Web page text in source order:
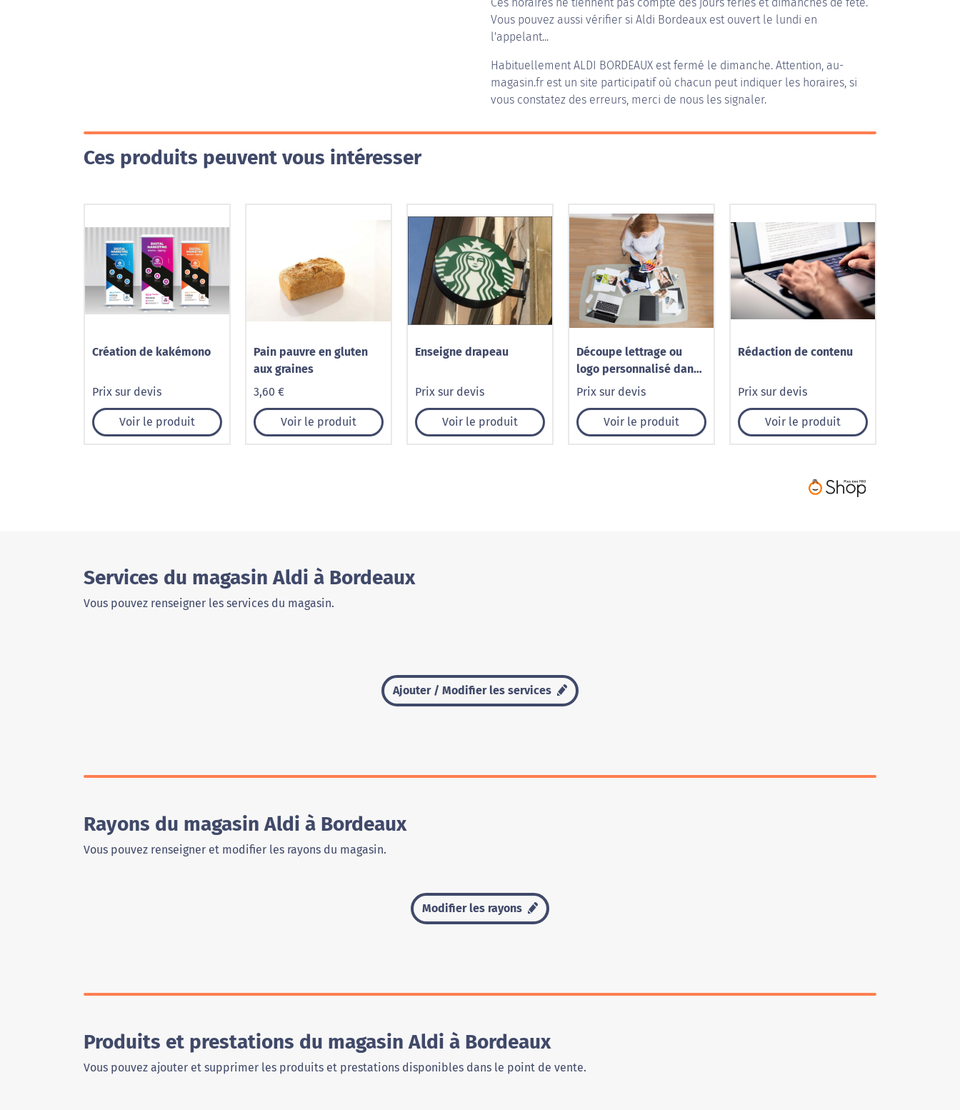
Vous pouvez aussi vérifier si Aldi Bordeaux est ouvert le lundi en
l'appelant...
HabituellementALDI BORDEAUX est fermé le dimanche. Attention, au-
magasin.fr est un site participatif où chacun peut indiquer les horaires, si
vous constatez des erreurs, merci de nous les signaler.
Ces produits peuvent vous intéresser
Création de kakémono
Prix sur devis
Voir le produit
Pain pauvre en gluten
aux graines
3,60 €
Voir le produit
Enseigne drapeau
Prix sur devis
Voir le produit
Découpe lettrage ou
logo personnalisé dans
alu
Prix sur devis
Voir le produit
Rédaction de contenu
Prix sur devis
Voir le produit
Services du magasin Aldi à Bordeaux
Vous pouvez renseigner les services du magasin.
Ajouter / Modifier les services
Rayons du magasin Aldi à Bordeaux
Vous pouvez renseigner et modifier les rayons du magasin.
Modifier les rayons
Produits et prestations du magasin Aldi à Bordeaux
Vous pouvez ajouter et supprimer les produits et prestations disponibles dans le point de vente.